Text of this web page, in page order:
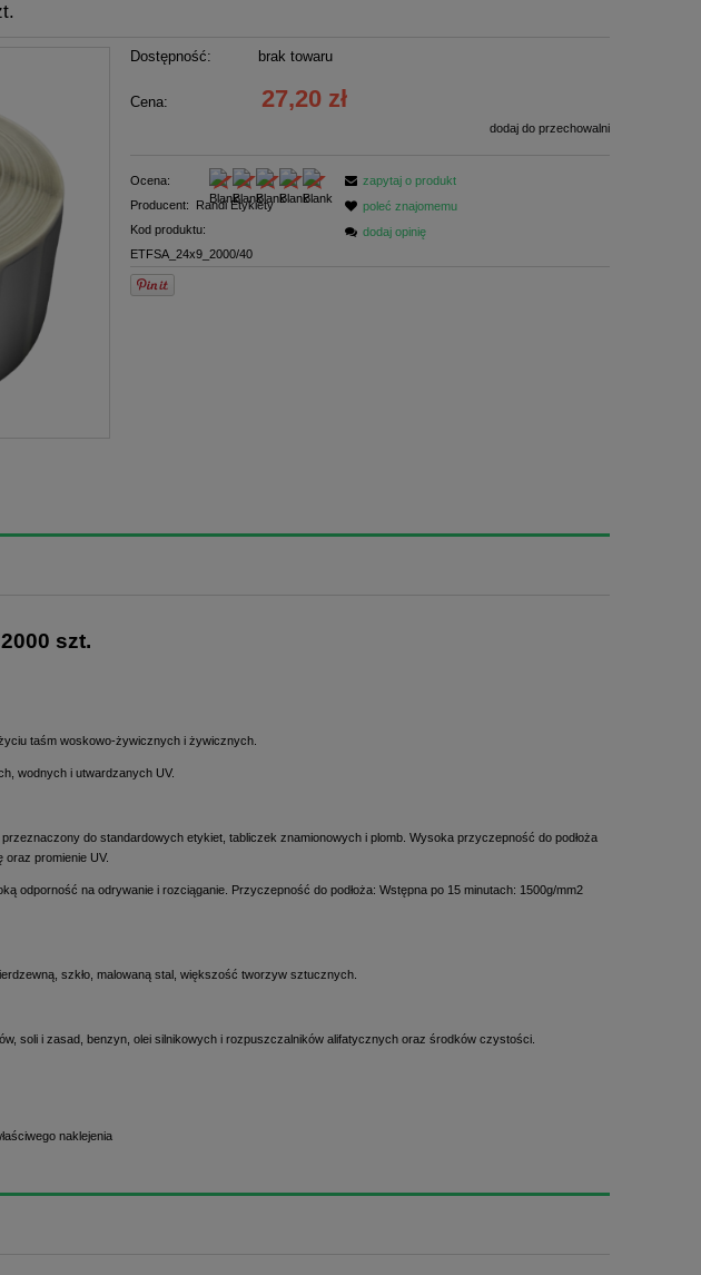
Dostępność: brak towaru
Cena: 27,20 zł
dodaj do przechowalni
Ocena:
Producent:
Randi Etykiety
Kod produktu:
ETFSA_24x9_2000/40
zapytaj o produkt
poleć znajomemu
dodaj opinię
szt.
taśm woskowo-żywicznych i żywicznych.
wodnych i utwardzanych UV.
do standardowych etykiet, tabliczek znamionowych i plomb. Wysoka przyczepność do podłoża
promienie UV.
odporność na odrywanie i rozciąganie. Przyczepność do podłoża: Wstępna po 15 minutach: 1500g/mm2
szkło, malowaną stal, większość tworzyw sztucznych.
soli i zasad, benzyn, olei silnikowych i rozpuszczalników alifatycznych oraz środków czystości.
naklejenia